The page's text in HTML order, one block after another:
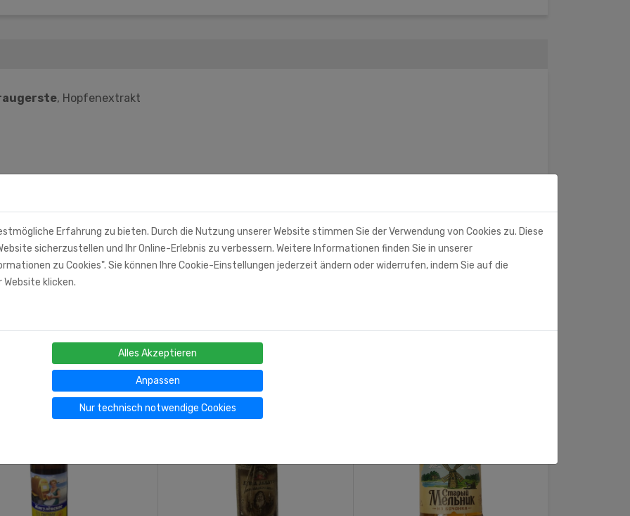
, Hopfenextrakt
Erfahrung zu bieten. Durch die Nutzung unserer Website stimmen Sie der Verwendung von Cookies zu. Diese
sicherzustellen und Ihr Online-Erlebnis zu verbessern. Weitere Informationen finden Sie in unserer
zu Cookies". Sie können Ihre Cookie-Einstellungen jederzeit ändern oder widerrufen, indem Sie auf die
klicken.
Alles Akzeptieren
Anpassen
Nur technisch notwendige Cookies